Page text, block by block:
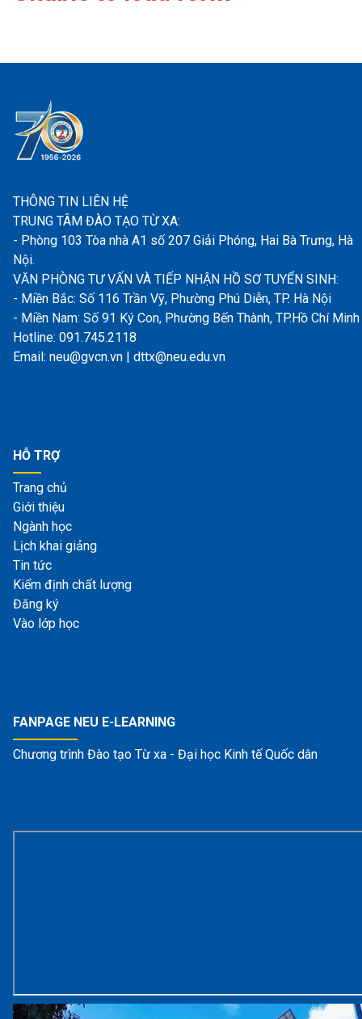
THÔNG TIN LIÊN HỆ
TRUNG TÂM ĐÀO TẠO TỪ XA:
- Phòng 103 Tòa nhà A1 số 207 Giải Phóng, Hai Bà Trưng, Hà
Nội.
VĂN PHÒNG TƯ VẤN VÀ TIẾP NHẬN HỒ SƠ TUYỂN SINH:
- Miền Bắc: Số 116 Trần Vỹ, Phường Phú Diễn, TP. Hà Nội
- Miền Nam: Số 91 Ký Con, Phường Bến Thành, TP.Hồ Chí Minh
Hotline: 091.745.2118
Email: neu@gvcn.vn | dttx@neu.edu.vn
HỖ TRỢ
Trang chủ
Giới thiệu
Ngành học
Lịch khai giảng
Tin tức
Kiểm định chất lượng
Đăng ký
Vào lớp học
FANPAGE NEU E-LEARNING
Chương trình Đào tạo Từ xa - Đại học Kinh tế Quốc dân